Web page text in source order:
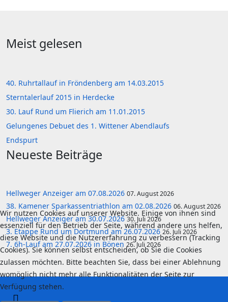
Meist gelesen
40. Ruhrtallauf in Fröndenberg am 14.03.2015
Sterntalerlauf 2015 in Herdecke
30. Lauf Rund um Flierich am 11.01.2015
Gelungenes Debuet des 1. Wittener Abendlaufs
Endspurt
Neueste Beiträge
Hellweger Anzeiger am 07.08.2026 07. August 2026
38. Kamener Sparkassentriathlon am 02.08.2026 06. August 2026
Hellweger Anzeiger am 30.07.202630. Juli 2026
3. Etappe Rund um Dortmund am 26.07.2026 26. Juli 2026
7. 6h-Lauf am 27.07.2026 in Bönen 26. Juli 2026
Wir nutzen Cookies auf unserer Website. Einige von ihnen sind
essenziell für den Betrieb der Seite, während andere uns helfen,
diese Website und die Nutzererfahrung zu verbessern (Tracking
Cookies). Sie können selbst entscheiden, ob Sie die Cookies
zulassen möchten. Bitte beachten Sie, dass bei einer Ablehnung
womöglich nicht mehr alle Funktionalitäten der Seite zur
Verfügung stehen.